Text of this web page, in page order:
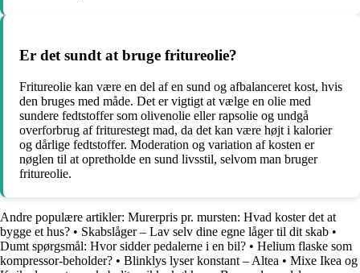
Er det sundt at bruge fritureolie?
Fritureolie kan være en del af en sund og afbalanceret kost, hvis
den bruges med måde. Det er vigtigt at vælge en olie med
sundere fedtstoffer som olivenolie eller rapsolie og undgå
overforbrug af friturestegt mad, da det kan være højt i kalorier
og dårlige fedtstoffer. Moderation og variation af kosten er
nøglen til at opretholde en sund livsstil, selvom man bruger
fritureolie.
Andre populære artikler: Murerpris pr. mursten: Hvad koster det at
bygge et hus? • Skabslåger – Lav selv dine egne låger til dit skab •
Dumt spørgsmål: Hvor sidder pedalerne i en bil? • Helium flaske som
kompressor-beholder? • Blinklys lyser konstant – Altea • Mixe Ikea og